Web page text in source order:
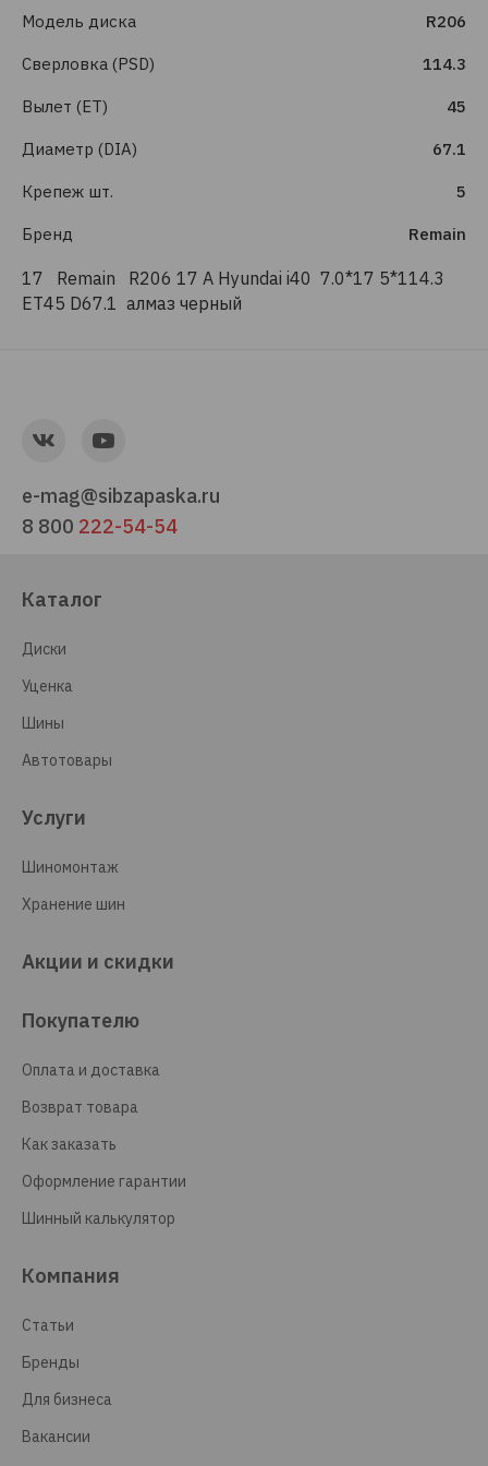
Модель диска R206
Сверловка (PSD) 114.3
Вылет (ET) 45
Диаметр (DIA) 67.1
Крепеж шт. 5
Бренд Remain
17 Remain R206 17 A Hyundai i40 7.0*17 5*114.3
ET45 D67.1 алмаз черный
e-mag@sibzapaska.ru
8 800 222-54-54
Каталог
Диски
Уценка
Шины
Автотовары
Услуги
Шиномонтаж
Хранение шин
Акции и скидки
Покупателю
Оплата и доставка
Возврат товара
Как заказать
Оформление гарантии
Шинный калькулятор
Компания
Статьи
Бренды
Для бизнеса
Вакансии